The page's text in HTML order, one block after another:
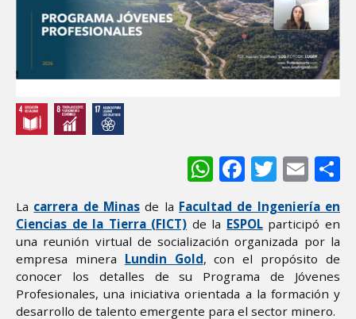
WhatsApp
Facebook
Twitter
La carrera de Minas de la Facultad de Ingeniería en
Ciencias de la Tierra (FICT) de la ESPOLparticipó en
una reunión virtual de socialización organizada por la
empresa minera Lundin Gold, con el propósito de
conocer los detalles de su Programa de Jóvenes
Profesionales, una iniciativa orientada a la formación y
desarrollo de talento emergente para el sector minero.